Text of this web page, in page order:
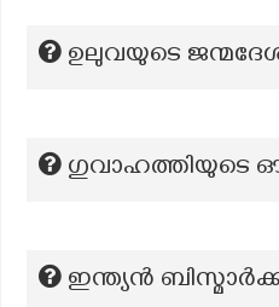
ഉലുവയുടെ
ഗുവാഹത്തിയുടെ
ഇന്ത്യൻ